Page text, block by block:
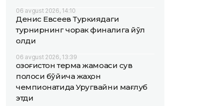
06 avgust 2026, 14:10
Денис Евсеев Туркиядаги
турнирнинг чорак финалига йўл
олди
06 avgust 2026, 13:39
Қозоғистон терма жамоаси сув
полоси бўйича жаҳон
чемпионатида Уругвайни мағлуб
этди